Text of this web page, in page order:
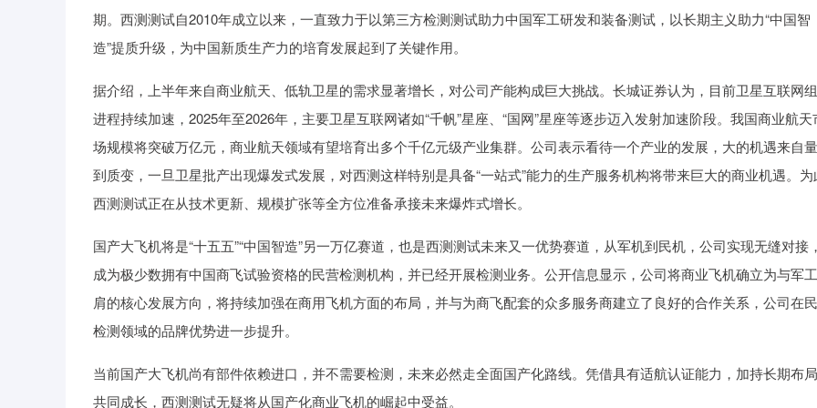
期。西测测试自2010年成立以来，一直致力于以第三方检测测试助力中国军工研发和装备测试，以长期主义助力“中国智
造”提质升级，为中国新质生产力的培育发展起到了关键作用。
据介绍，上半年来自商业航天、低轨卫星的需求显著增长，对公司产能构成巨大挑战。长城证券认为，目前卫星互联网
进程持续加速，2025年至2026年，主要卫星互联网诸如“千帆”星座、“国网”星座等逐步迈入发射加速阶段。我国商业航天
场规模将突破万亿元，商业航天领域有望培育出多个千亿元级产业集群。公司表示看待一个产业的发展，大的机遇来自
到质变，一旦卫星批产出现爆发式发展，对西测这样特别是具备“一站式”能力的生产服务机构将带来巨大的商业机遇。为
西测测试正在从技术更新、规模扩张等全方位准备承接未来爆炸式增长。
国产大飞机将是“十五五”“中国智造”另一万亿赛道，也是西测测试未来又一优势赛道，从军机到民机，公司实现无缝对接，
成为极少数拥有中国商飞试验资格的民营检测机构，并已经开展检测业务。公开信息显示，公司将商业飞机确立为与军
肩的核心发展方向，将持续加强在商用飞机方面的布局，并与为商飞配套的众多服务商建立了良好的合作关系，公司在
检测领域的品牌优势进一步提升。
当前国产大飞机尚有部件依赖进口，并不需要检测，未来必然走全面国产化路线。凭借具有适航认证能力，加持长期布局
共同成长，西测测试无疑将从国产化商业飞机的崛起中受益。